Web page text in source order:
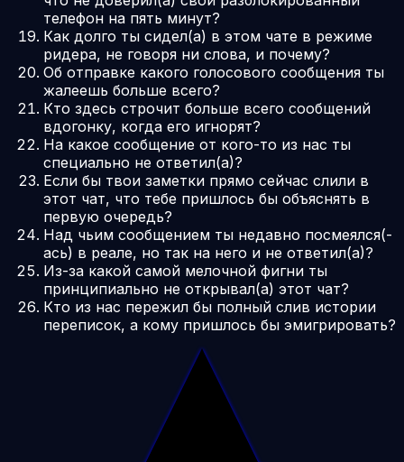
телефон на пять минут?
Как долго ты сидел(а) в этом чате в режиме
ридера, не говоря ни слова, и почему?
Об отправке какого голосового сообщения ты
жалеешь больше всего?
Кто здесь строчит больше всего сообщений
вдогонку, когда его игнорят?
На какое сообщение от кого-то из нас ты
специально не ответил(а)?
Если бы твои заметки прямо сейчас слили в
этот чат, что тебе пришлось бы объяснять в
первую очередь?
Над чьим сообщением ты недавно посмеялся(-
ась) в реале, но так на него и не ответил(а)?
Из-за какой самой мелочной фигни ты
принципиально не открывал(а) этот чат?
Кто из нас пережил бы полный слив истории
переписок, а кому пришлось бы эмигрировать?